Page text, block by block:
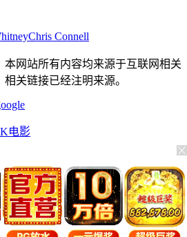
Chris Connell
网站所有内容均来源于互联网相关
关链接已经注明来源。
电影